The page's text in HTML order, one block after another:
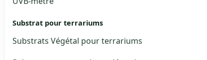
Substrat pour terrariums
Substrats Végétal pour terrariums